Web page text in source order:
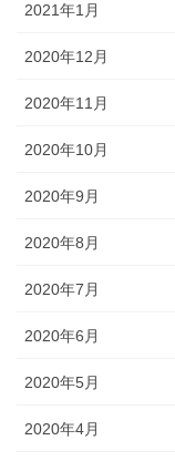
2021年1月
2020年12月
2020年11月
2020年10月
2020年9月
2020年8月
2020年7月
2020年6月
2020年5月
2020年4月